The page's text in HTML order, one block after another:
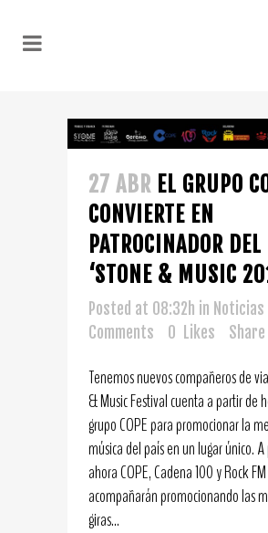
27 ABR EL GRUPO
CONVIERTE EN
PATROCINADOR DEL
‘STONE & MUSIC
Posted at 08:32h in Noticias
Comments
0 Likes Share
Tenemos nuevos compañeros de
& Music Festival cuenta a partir de
grupo COPE para promocionar la
música del país en un lugar único.
ahora COPE, Cadena 100 y Rock
acompañarán promocionando las
giras...